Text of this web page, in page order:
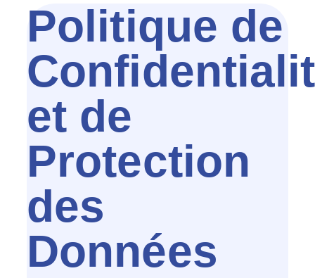
Politique de
et de
Protection
des
Données